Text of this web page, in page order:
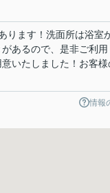
ります！洗面所は浴室
あるので、是非ご利用
いたしました！お客様
情報